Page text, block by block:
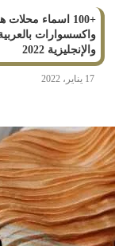
+100 اسماء محلات
واكسسوارات
والإنجليزية 2022
17 يناير، 2022